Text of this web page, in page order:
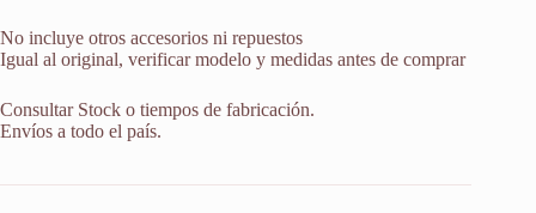
No incluye otros accesorios ni repuestos
Igual al original, verificar modelo y medidas antes de comprar
Consultar Stock o tiempos de fabricación.
Envíos a todo el país.